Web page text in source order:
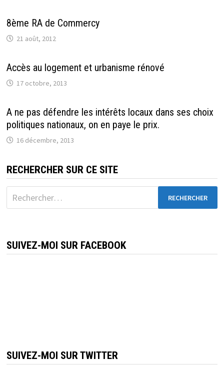
8ème RA de Commercy
21 août, 2012
Accès au logement et urbanisme rénové
17 octobre, 2013
A ne pas défendre les intérêts locaux dans ses choix
politiques nationaux, on en paye le prix.
16 décembre, 2013
RECHERCHER SUR CE SITE
Rechercher :
SUIVEZ-MOI SUR FACEBOOK
SUIVEZ-MOI SUR TWITTER